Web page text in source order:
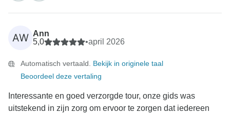
AW Ann
5,0
•april 2026
Automatisch vertaald. Bekijk in originele taal
Beoordeel deze vertaling
Interessante en goed verzorgde tour, onze gids was
uitstekend in zijn zorg om ervoor te zorgen dat iedereen